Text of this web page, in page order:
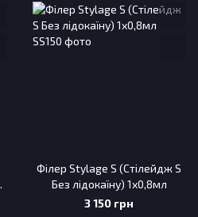
Філер Stylage S (Стілейдж S
Без лідокаїну) 1х0,8мл
3 150 грн